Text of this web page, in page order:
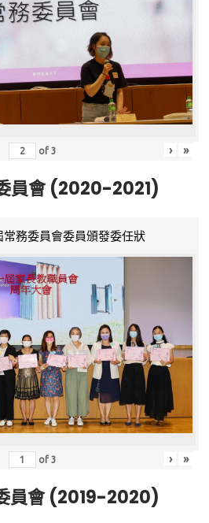
of3 › »
員會 (2020-2021)
常務委員會委員頒發委任狀
of3 › »
員會 (2019-2020)